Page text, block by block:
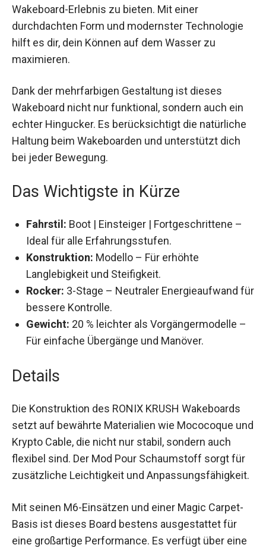
Wakeboard-Erlebnis zu bieten. Mit einer
durchdachten Form und modernster Technologie
hilft es dir, dein Können auf dem Wasser zu
maximieren.
Dank der mehrfarbigen Gestaltung ist dieses
Wakeboard nicht nur funktional, sondern auch ein
echter Hingucker. Es berücksichtigt die natürliche
Haltung beim Wakeboarden und unterstützt dich
bei jeder Bewegung.
Das Wichtigste in Kürze
Fahrstil: Boot | Einsteiger | Fortgeschrittene –
Ideal für alle Erfahrungsstufen.
Konstruktion: Modello – Für erhöhte
Langlebigkeit und Steifigkeit.
Rocker: 3-Stage – Neutraler Energieaufwand für
bessere Kontrolle.
Gewicht: 20 % leichter als Vorgängermodelle –
Für einfache Übergänge und Manöver.
Details
Die Konstruktion des RONIX KRUSH Wakeboards
setzt auf bewährte Materialien wie Mococoque und
Krypto Cable, die nicht nur stabil, sondern auch
flexibel sind. Der Mod Pour Schaumstoff sorgt für
zusätzliche Leichtigkeit und Anpassungsfähigkeit.
Mit seinen M6-Einsätzen und einer Magic Carpet-
Basis ist dieses Board bestens ausgestattet für
eine großartige Performance. Es verfügt über eine